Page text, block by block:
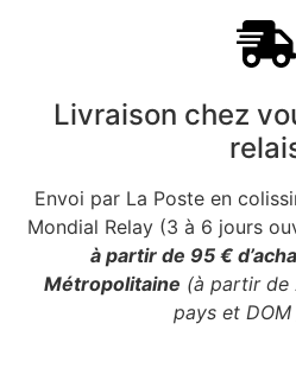
Livraison chez
Envoi par La Poste en
Mondial Relay (3 à 6 jours
à partir de 95 €
Métropolitaine (à partir de
pays et